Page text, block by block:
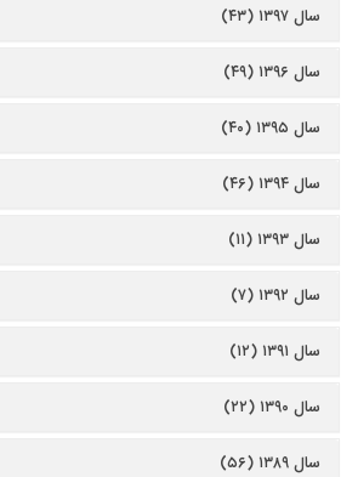
سال ۱۳۹۷ (۴۳)
سال ۱۳۹۶ (۴۹)
سال ۱۳۹۵ (۴۰)
سال ۱۳۹۴ (۴۶)
سال ۱۳۹۳ (۱۱)
سال ۱۳۹۲ (۷)
سال ۱۳۹۱ (۱۲)
سال ۱۳۹۰ (۲۲)
سال ۱۳۸۹ (۵۶)